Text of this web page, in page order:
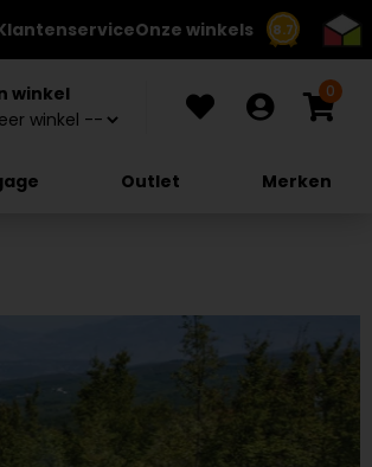
8.7
Onze winkels
winkel 0
Outlet Merken